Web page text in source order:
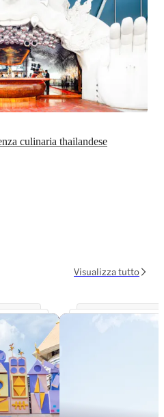
culinaria thailandese
Visualizza tutto